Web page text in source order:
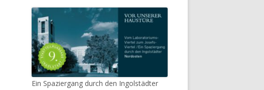
Ein Spaziergang durch den Ingolstädter